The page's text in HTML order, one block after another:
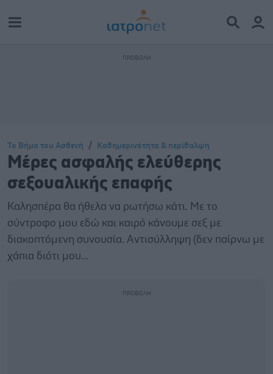
Το Βήμα του Ασθενή Καθημερινότητα & περίθαλψη
Μέρες ασφαλής ελεύθερης
σεξουαλικής επαφής
Καλησπέρα θα ήθελα να ρωτήσω κάτι. Με το
σύντροφο μου εδώ και καιρό κάνουμε σεξ με
διακοπτόμενη συνουσία. Αντισύλληψη (δεν παίρνω με
χάπια διότι μου...